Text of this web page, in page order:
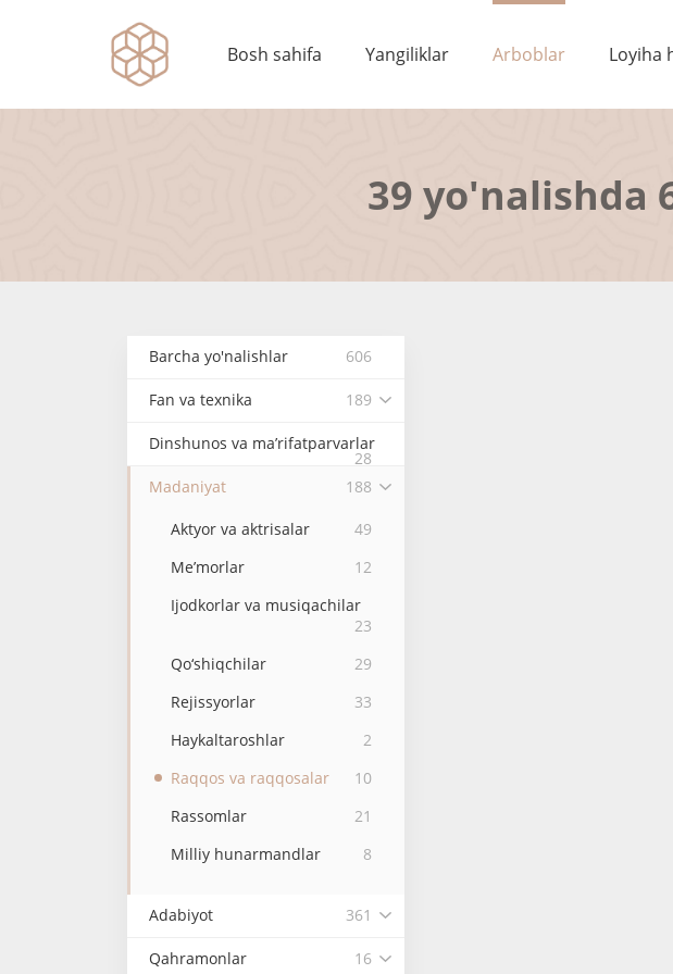
Bosh sahifa Yangiliklar Arboblar Loyiha
39 yo'nalishda
Barcha yo'nalishlar 606
Fan va texnika 189
Dinshunos va ma’rifatparvarlar
28
Madaniyat
188
Aktyor va aktrisalar
49
Me’morlar
12
Ijodkorlar va musiqachilar
23
Qo‘shiqchilar
29
Rejissyorlar
33
Haykaltaroshlar
2
Raqqos va raqqosalar
10
Rassomlar
21
Milliy hunarmandlar
8
Adabiyot 361
Qahramonlar 16